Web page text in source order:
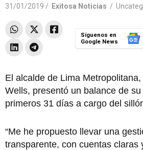
31/01/2019 / Exitosa Noticias /
Síguenos en
Google News
El alcalde de Lima
Wells, presentó un balance de
primeros 31 días a cargo del
“Me he propuesto llevar una
transparente, con cuentas claras